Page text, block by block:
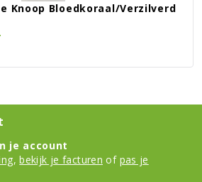
Knoop Bloedkoraal/verzilverd
je account
, bekijk je facturen of pas je